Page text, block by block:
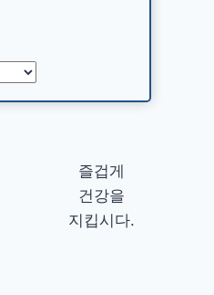
즐겁게
건강을
지킵시다.